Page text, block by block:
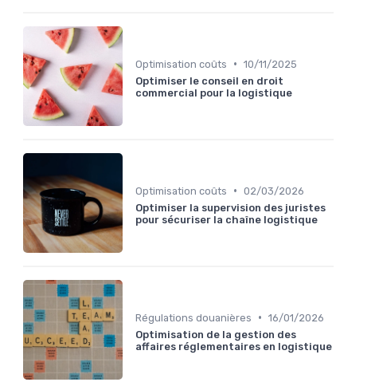
Optimisation coûts • 10/11/2025
Optimiser le conseil en droit
commercial pour la logistique
Optimisation coûts • 02/03/2026
Optimiser la supervision des juristes
pour sécuriser la chaîne logistique
Régulations douanières • 16/01/2026
Optimisation de la gestion des
affaires réglementaires en logistique